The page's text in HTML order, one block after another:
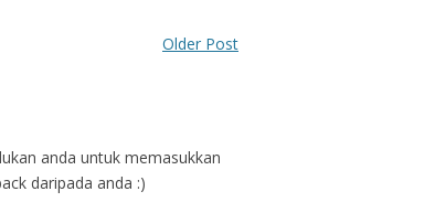
Older Post
anda untuk memasukkan
daripada anda :)